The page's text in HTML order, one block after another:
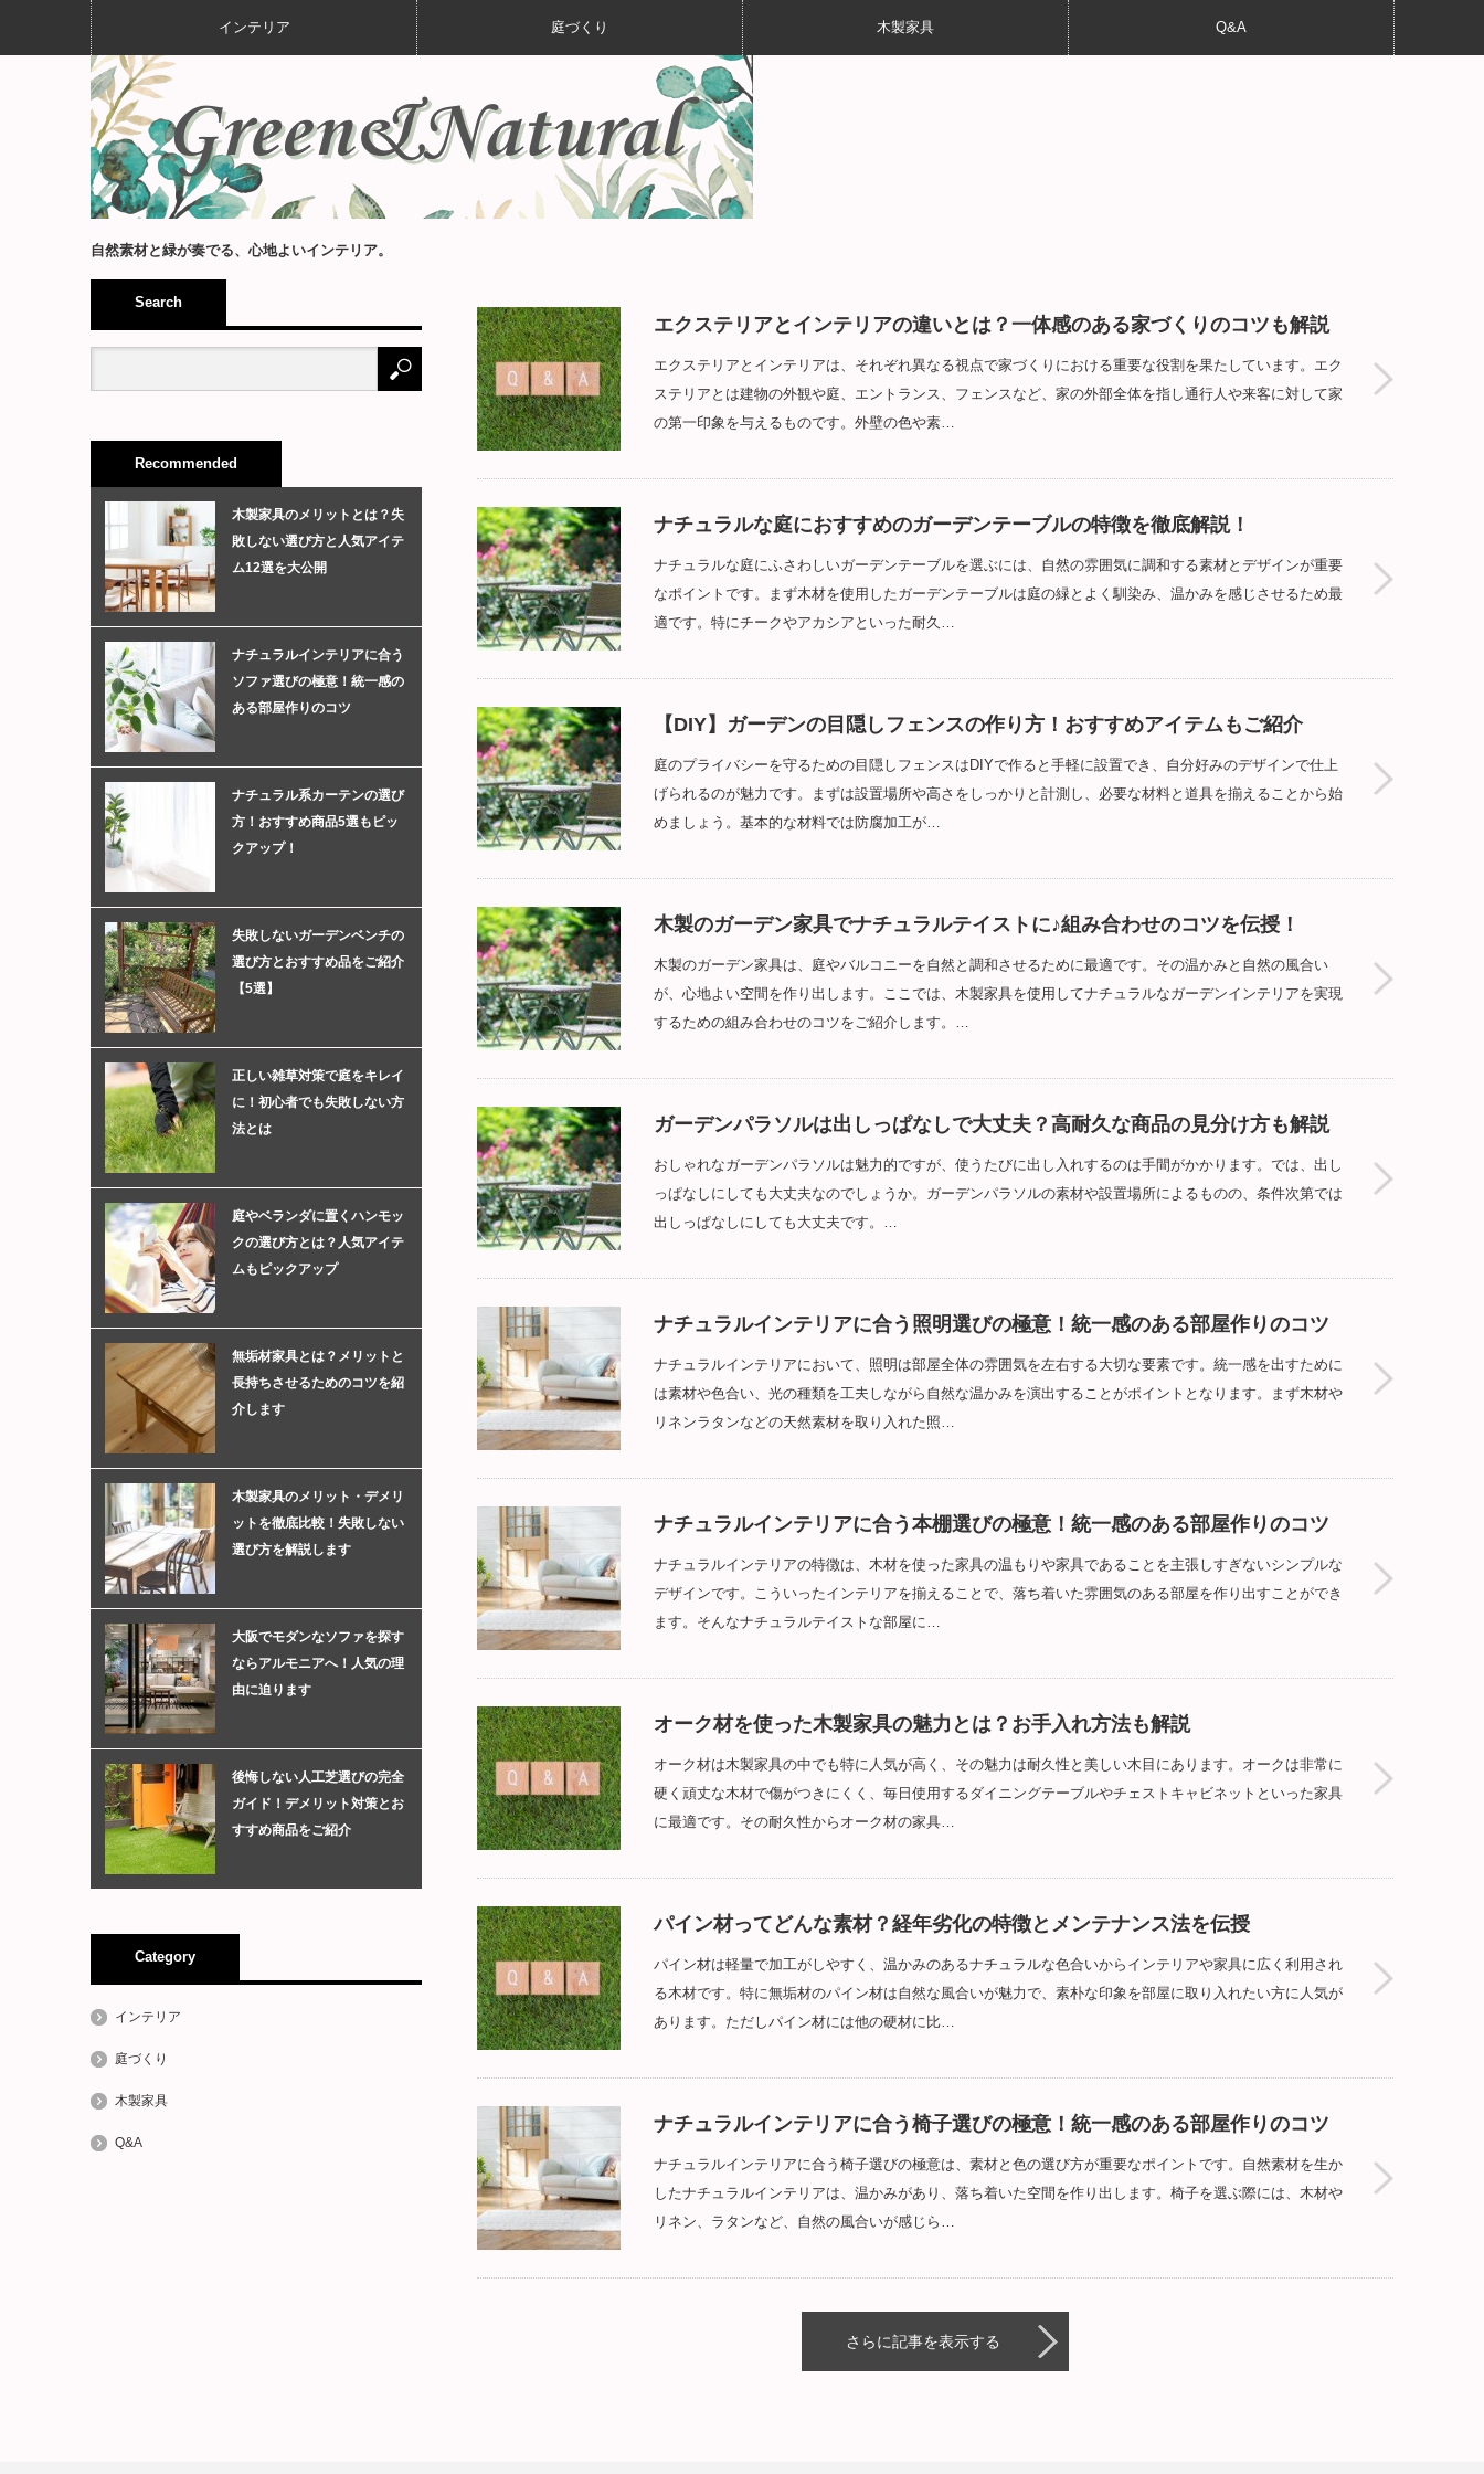
インテリア 庭づくり 木製家具 Q&A
自然素材と緑が奏でる、心地よいインテリア。
エクステリアとインテリアの違いとは？一体感のある家づくりのコツも解説
エクステリアとインテリアは、それぞれ異なる視点で家づくりにおける重要な役割を果たしています。エク
ステリアとは建物の外観や庭、エントランス、フェンスなど、家の外部全体を指し通行人や来客に対して家
の第一印象を与えるものです。外壁の色や素…
ナチュラルな庭におすすめのガーデンテーブルの特徴を徹底解説！
ナチュラルな庭にふさわしいガーデンテーブルを選ぶには、自然の雰囲気に調和する素材とデザインが重要
なポイントです。まず木材を使用したガーデンテーブルは庭の緑とよく馴染み、温かみを感じさせるため最
適です。特にチークやアカシアといった耐久…
【DIY】ガーデンの目隠しフェンスの作り方！おすすめアイテムもご紹介
庭のプライバシーを守るための目隠しフェンスはDIYで作ると手軽に設置でき、自分好みのデザインで仕上
げられるのが魅力です。まずは設置場所や高さをしっかりと計測し、必要な材料と道具を揃えることから始
めましょう。基本的な材料では防腐加工が…
木製のガーデン家具でナチュラルテイストに♪組み合わせのコツを伝授！
木製のガーデン家具は、庭やバルコニーを自然と調和させるために最適です。その温かみと自然の風合い
が、心地よい空間を作り出します。ここでは、木製家具を使用してナチュラルなガーデンインテリアを実現
するための組み合わせのコツをご紹介します。…
ガーデンパラソルは出しっぱなしで大丈夫？高耐久な商品の見分け方も解説
おしゃれなガーデンパラソルは魅力的ですが、使うたびに出し入れするのは手間がかかります。では、出し
っぱなしにしても大丈夫なのでしょうか。ガーデンパラソルの素材や設置場所によるものの、条件次第では
出しっぱなしにしても大丈夫です。…
ナチュラルインテリアに合う照明選びの極意！統一感のある部屋作りのコツ
ナチュラルインテリアにおいて、照明は部屋全体の雰囲気を左右する大切な要素です。統一感を出すために
は素材や色合い、光の種類を工夫しながら自然な温かみを演出することがポイントとなります。まず木材や
リネンラタンなどの天然素材を取り入れた照…
ナチュラルインテリアに合う本棚選びの極意！統一感のある部屋作りのコツ
ナチュラルインテリアの特徴は、木材を使った家具の温もりや家具であることを主張しすぎないシンプルな
デザインです。こういったインテリアを揃えることで、落ち着いた雰囲気のある部屋を作り出すことができ
ます。そんなナチュラルテイストな部屋に…
オーク材を使った木製家具の魅力とは？お手入れ方法も解説
オーク材は木製家具の中でも特に人気が高く、その魅力は耐久性と美しい木目にあります。オークは非常に
硬く頑丈な木材で傷がつきにくく、毎日使用するダイニングテーブルやチェストキャビネットといった家具
に最適です。その耐久性からオーク材の家具…
パイン材ってどんな素材？経年劣化の特徴とメンテナンス法を伝授
パイン材は軽量で加工がしやすく、温かみのあるナチュラルな色合いからインテリアや家具に広く利用され
る木材です。特に無垢材のパイン材は自然な風合いが魅力で、素朴な印象を部屋に取り入れたい方に人気が
あります。ただしパイン材には他の硬材に比…
ナチュラルインテリアに合う椅子選びの極意！統一感のある部屋作りのコツ
ナチュラルインテリアに合う椅子選びの極意は、素材と色の選び方が重要なポイントです。自然素材を生か
したナチュラルインテリアは、温かみがあり、落ち着いた空間を作り出します。椅子を選ぶ際には、木材や
リネン、ラタンなど、自然の風合いが感じら…
さらに記事を表示する
Search
Recommended
木製家具のメリットとは？失
敗しない選び方と人気アイテ
ム12選を大公開
ナチュラルインテリアに合う
ソファ選びの極意！統一感の
ある部屋作りのコツ
ナチュラル系カーテンの選び
方！おすすめ商品5選もピッ
クアップ！
失敗しないガーデンベンチの
選び方とおすすめ品をご紹介
【5選】
正しい雑草対策で庭をキレイ
に！初心者でも失敗しない方
法とは
庭やベランダに置くハンモッ
クの選び方とは？人気アイテ
ムもピックアップ
無垢材家具とは？メリットと
長持ちさせるためのコツを紹
介します
木製家具のメリット・デメリ
ットを徹底比較！失敗しない
選び方を解説します
大阪でモダンなソファを探す
ならアルモニアへ！人気の理
由に迫ります
後悔しない人工芝選びの完全
ガイド！デメリット対策とお
すすめ商品をご紹介
Category
インテリア
庭づくり
木製家具
Q&A